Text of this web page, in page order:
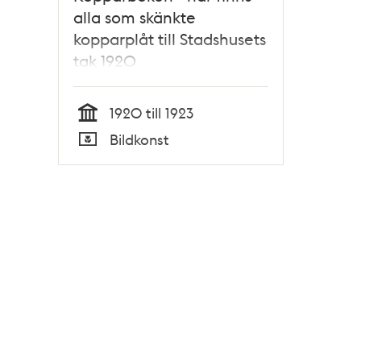
alla som skänkte
kopparplåt till Stadshusets
tak 1920
Tid
1920 till 1923
Bildkonst